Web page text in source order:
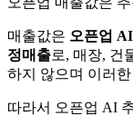
매출값은 오픈업
정매출로, 매장, 건
하지 않으며 이러
따라서 오픈업 AI